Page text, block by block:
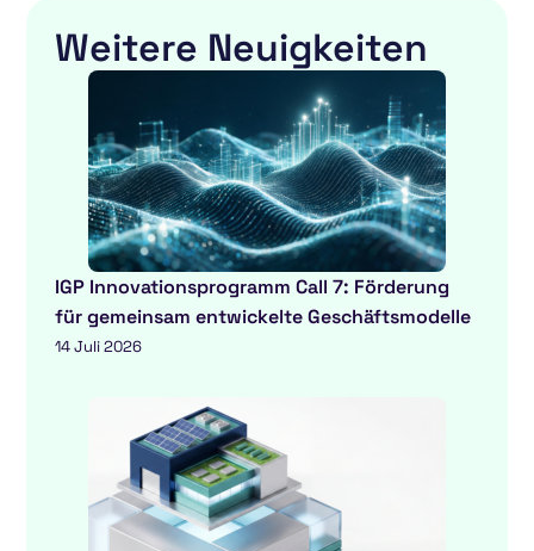
Weitere Neuigkeiten
IGP Innovationsprogramm Call 7: Förderung
für gemeinsam entwickelte Geschäftsmodelle
14 Juli 2026